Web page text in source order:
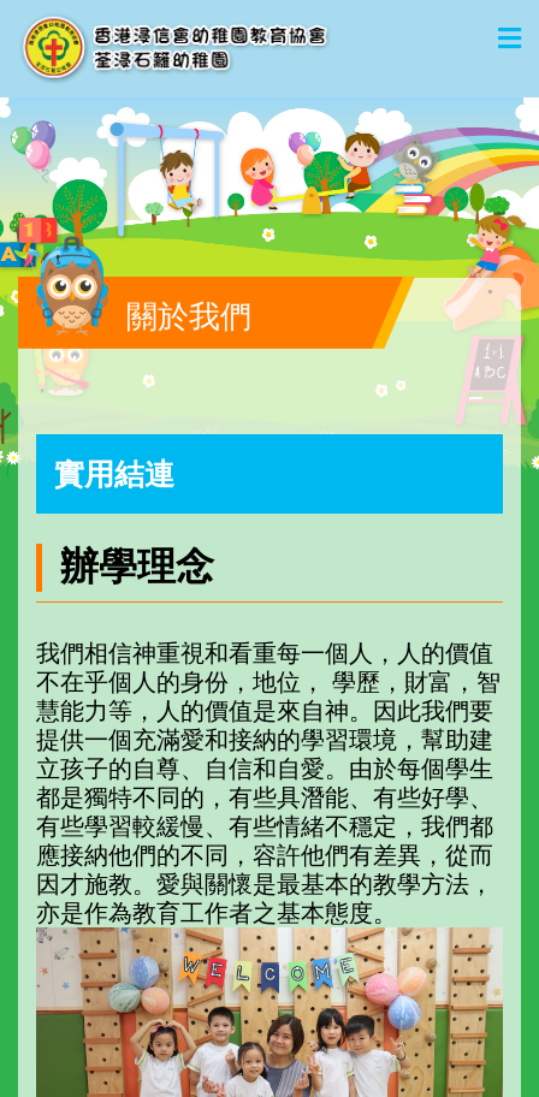
關於我們
實用結連
辦學理念
我們相信神重視和看重每一個人，人的價值
不在乎個人的身份，地位， 學歷，財富，智
慧能力等，人的價值是來自神。因此我們要
提供一個充滿愛和接納的學習環境，幫助建
立孩子的自尊、自信和自愛。由於每個學生
都是獨特不同的，有些具潛能、有些好學、
有些學習較緩慢、有些情緒不穩定，我們都
應接納他們的不同，容許他們有差異，從而
因才施教。愛與關懷是最基本的教學方法，
亦是作為教育工作者之基本態度。